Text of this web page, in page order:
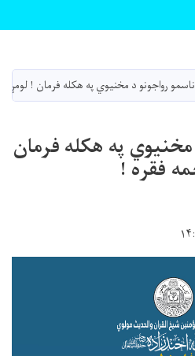
دانګل
رواجونو د مخنیوي په هکله فرمان !
په هکله فرمان
فقره !